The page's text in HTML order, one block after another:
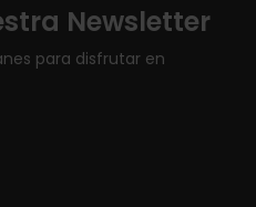
Newsletter
para disfrutar en